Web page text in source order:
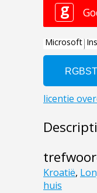
Kroatië,
huis